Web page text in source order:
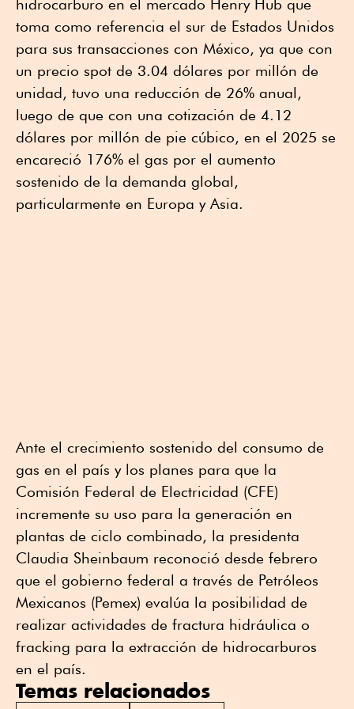
hidrocarburo en el mercado Henry Hub que
toma como referencia el sur de Estados Unidos
para sus transacciones con México, ya que con
un precio spot de 3.04 dólares por millón de
unidad, tuvo una reducción de 26% anual,
luego de que con una cotización de 4.12
dólares por millón de pie cúbico, en el 2025 se
encareció 176% el gas por el aumento
sostenido de la demanda global,
particularmente en Europa y Asia.
Ante el crecimiento sostenido del consumo de
gas en el país y los planes para que la
Comisión Federal de Electricidad (CFE)
incremente su uso para la generación en
plantas de ciclo combinado, la presidenta
Claudia Sheinbaum reconoció desde febrero
que el gobierno federal a través de Petróleos
Mexicanos (Pemex) evalúa la posibilidad de
realizar actividades de fractura hidráulica o
fracking para la extracción de hidrocarburos
en el país.
Temas relacionados